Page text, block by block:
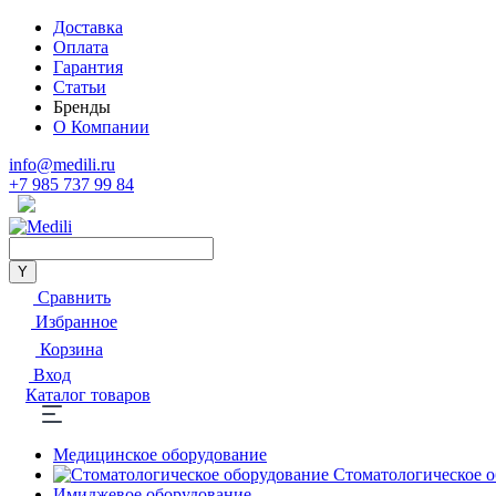
Доставка
Оплата
Гарантия
Статьи
Бренды
О Компании
info@medili.ru
+7 985 737 99 84
Сравнить
Избранное
Корзина
Вход
Каталог товаров
Медицинское оборудование
Стоматологическое